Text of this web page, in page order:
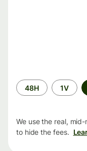
Time
period
48H 1V
We use the real,
to hide the fees.